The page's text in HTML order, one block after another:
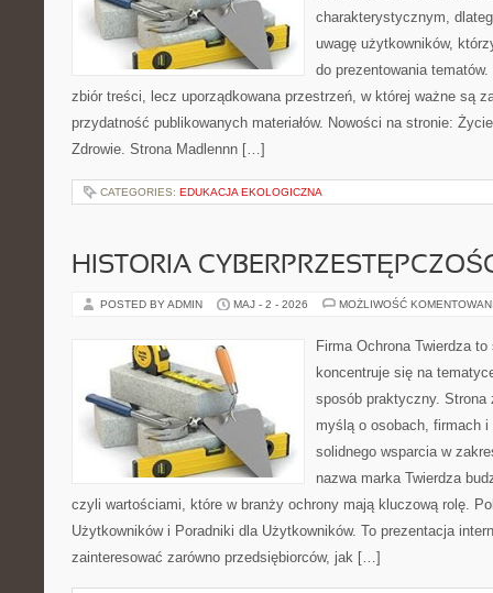
charakterystycznym,
uwagę użytkowników,
do prezentowania
zbiór treści, lecz uporządkowana przestrzeń, w której ważne są
przydatność publikowanych materiałów. Nowości na stronie:
Zdrowie. Strona Madlennn […]
CATEGORIES: EDUKACJA EKOLOGICZNA
HISTORIA
POSTED BY ADMIN MAJ - 2 - 2026 MOŻLIWOŚĆ
Firma Ochrona Twierdza
koncentruje się na
sposób praktyczny. Strona
myślą o osobach, firmach
solidnego wsparcia w
nazwa marka Twierdza
czyli wartościami, które w branży ochrony mają kluczową rolę.
Użytkowników i Poradniki dla Użytkowników. To prezentacja
zainteresować zarówno przedsiębiorców, jak […]